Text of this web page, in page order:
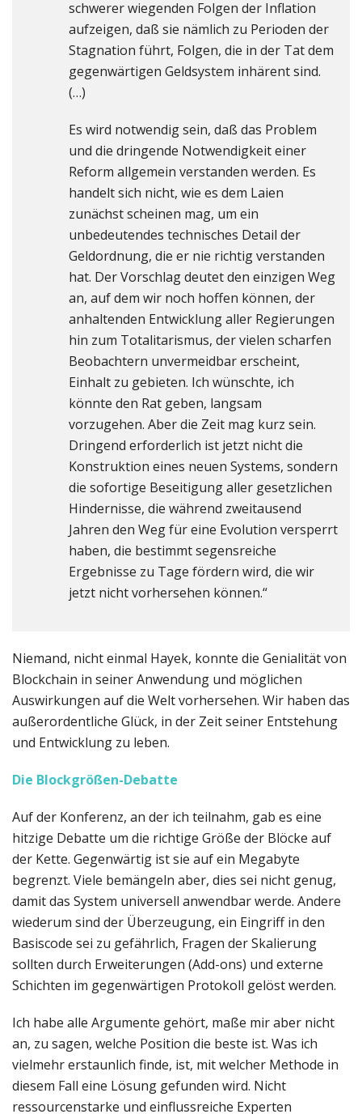
schwerer wiegenden Folgen der Inflation
aufzeigen, daß sie nämlich zu Perioden der
Stagnation führt, Folgen, die in der Tat dem
gegenwärtigen Geldsystem inhärent sind.
(…)
Es wird notwendig sein, daß das Problem
und die dringende Notwendigkeit einer
Reform allgemein verstanden werden. Es
handelt sich nicht, wie es dem Laien
zunächst scheinen mag, um ein
unbedeutendes technisches Detail der
Geldordnung, die er nie richtig verstanden
hat. Der Vorschlag deutet den einzigen Weg
an, auf dem wir noch hoffen können, der
anhaltenden Entwicklung aller Regierungen
hin zum Totalitarismus, der vielen scharfen
Beobachtern unvermeidbar erscheint,
Einhalt zu gebieten. Ich wünschte, ich
könnte den Rat geben, langsam
vorzugehen. Aber die Zeit mag kurz sein.
Dringend erforderlich ist jetzt nicht die
Konstruktion eines neuen Systems, sondern
die sofortige Beseitigung aller gesetzlichen
Hindernisse, die während zweitausend
Jahren den Weg für eine Evolution versperrt
haben, die bestimmt segensreiche
Ergebnisse zu Tage fördern wird, die wir
jetzt nicht vorhersehen können.“
Niemand, nicht einmal Hayek, konnte die Genialität von
Blockchain in seiner Anwendung und möglichen
Auswirkungen auf die Welt vorhersehen. Wir haben das
außerordentliche Glück, in der Zeit seiner Entstehung
und Entwicklung zu leben.
Die Blockgrößen-Debatte
Auf der Konferenz, an der ich teilnahm, gab es eine
hitzige Debatte um die richtige Größe der Blöcke auf
der Kette. Gegenwärtig ist sie auf ein Megabyte
begrenzt. Viele bemängeln aber, dies sei nicht genug,
damit das System universell anwendbar werde. Andere
wiederum sind der Überzeugung, ein Eingriff in den
Basiscode sei zu gefährlich, Fragen der Skalierung
sollten durch Erweiterungen (Add-ons) und externe
Schichten im gegenwärtigen Protokoll gelöst werden.
Ich habe alle Argumente gehört, maße mir aber nicht
an, zu sagen, welche Position die beste ist. Was ich
vielmehr erstaunlich finde, ist, mit welcher Methode in
diesem Fall eine Lösung gefunden wird. Nicht
ressourcenstarke und einflussreiche Experten